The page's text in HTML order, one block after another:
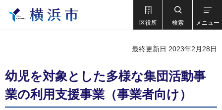
区役所 検索 メニュー
最終更新日 2023年2月28日
幼児を対象とした多様な集団活動事
業の利用支援事業（事業者向け）